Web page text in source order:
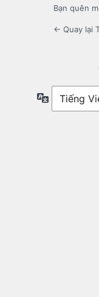
Bạn quên
← Quay lại
Ngôn
ngữ